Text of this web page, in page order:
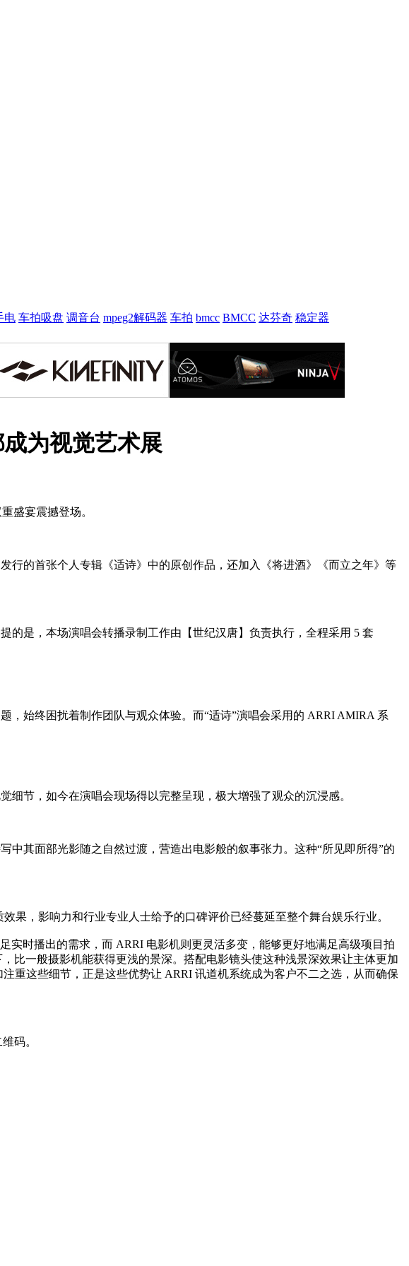
电 车拍吸盘 调音台 mpeg2解码器 车拍 bmcc BMCC 达芬奇 稳定器
为视觉艺术展
盛宴震撼登场。
行的首张个人专辑《适诗》中的原创作品，还加入《将进酒》《而立之年》等
的是，本场演唱会转播录制工作由【世纪汉唐】负责执行，全程采用 5 套
始终困扰着制作团队与观众体验。而“适诗”演唱会采用的 ARRI AMIRA 系
节，如今在演唱会现场得以完整呈现，极大增强了观众的沉浸感。
其面部光影随之自然过渡，营造出电影般的叙事张力。这种“所见即所得”的
果，影响力和行业专业人士给予的口碑评价已经蔓延至整个舞台娱乐行业。
实时播出的需求，而 ARRI 电影机则更灵活多变，能够更好地满足高级项目拍
比一般摄影机能获得更浅的景深。搭配电影镜头使这种浅景深效果让主体更加
重这些细节，正是这些优势让 ARRI 讯道机系统成为客户不二之选，从而确保
码。